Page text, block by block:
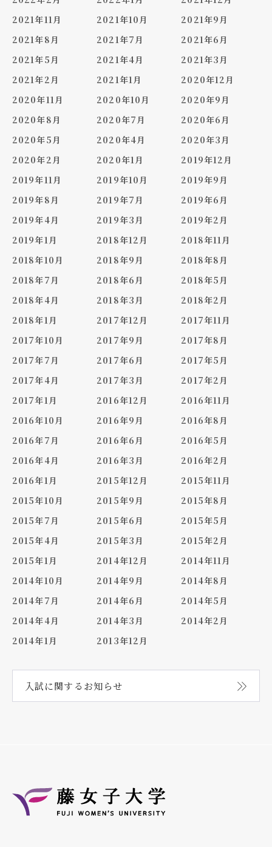
2021年11月
2021年10月
2021年9月
2021年8月
2021年7月
2021年6月
2021年5月
2021年4月
2021年3月
2021年2月
2021年1月
2020年12月
2020年11月
2020年10月
2020年9月
2020年8月
2020年7月
2020年6月
2020年5月
2020年4月
2020年3月
2020年2月
2020年1月
2019年12月
2019年11月
2019年10月
2019年9月
2019年8月
2019年7月
2019年6月
2019年4月
2019年3月
2019年2月
2019年1月
2018年12月
2018年11月
2018年10月
2018年9月
2018年8月
2018年7月
2018年6月
2018年5月
2018年4月
2018年3月
2018年2月
2018年1月
2017年12月
2017年11月
2017年10月
2017年9月
2017年8月
2017年7月
2017年6月
2017年5月
2017年4月
2017年3月
2017年2月
2017年1月
2016年12月
2016年11月
2016年10月
2016年9月
2016年8月
2016年7月
2016年6月
2016年5月
2016年4月
2016年3月
2016年2月
2016年1月
2015年12月
2015年11月
2015年10月
2015年9月
2015年8月
2015年7月
2015年6月
2015年5月
2015年4月
2015年3月
2015年2月
2015年1月
2014年12月
2014年11月
2014年10月
2014年9月
2014年8月
2014年7月
2014年6月
2014年5月
2014年4月
2014年3月
2014年2月
2014年1月
2013年12月
入試に関する お知らせ